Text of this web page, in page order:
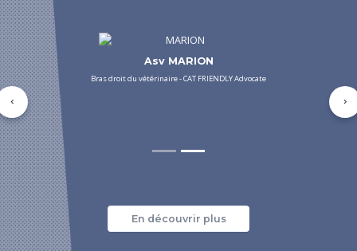
Asv MARION
Bras droit du vétérinaire - CAT FRIENDLY Advocate
Précédent
En découvrir plus